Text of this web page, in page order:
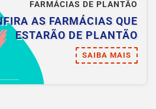
FARMÁCIAS DE PLANTÃO
AS FARMÁCIAS QUE
ESTARÃO DE PLANTÃO
SAIBA MAIS